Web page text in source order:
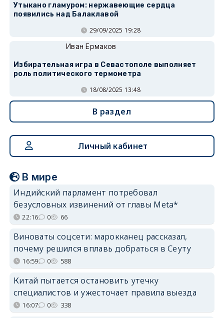
Утыкано гламуром: нержавеющие сердца
появились над Балаклавой
29/09/2025 19:28
Иван Ермаков
Избирательная игра в Севастополе выполняет
роль политического термометра
18/08/2025 13:48
В раздел
Личный кабинет
В мире
Индийский парламент потребовал
безусловных извинений от главы Meta*
22:16 0 66
Виноваты соцсети: марокканец рассказал,
почему решился вплавь добраться в Сеуту
16:59 0 588
Китай пытается остановить утечку
специалистов и ужесточает правила выезда
16:07 0 338